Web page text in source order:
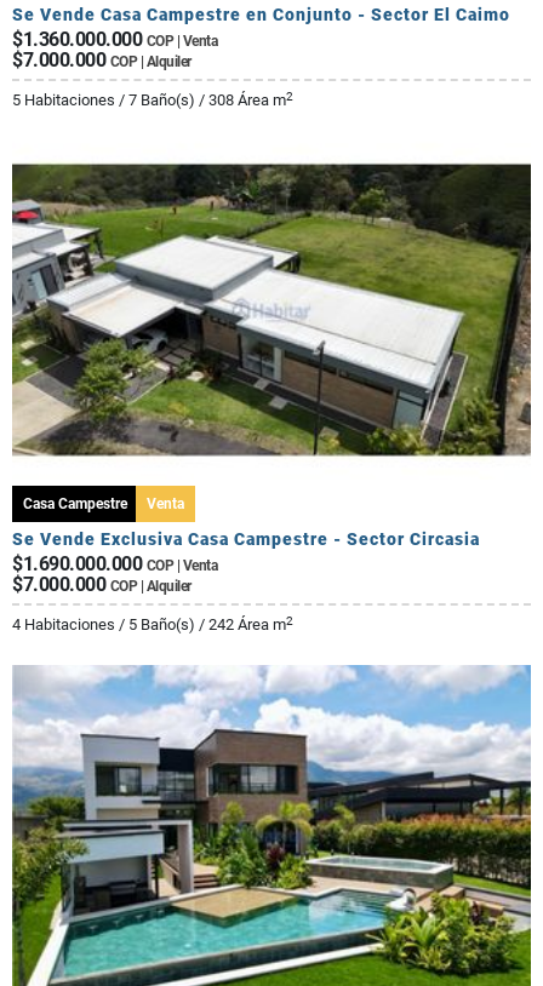
Se Vende Casa Campestre en Conjunto - Sector El Caimo
$1.360.000.000 COP | Venta
$7.000.000 COP | Alquiler
5 Habitaciones / 7 Baño(s) / 308 Área m2
Casa Campestre Venta
Se Vende Exclusiva Casa Campestre - Sector Circasia
$1.690.000.000 COP | Venta
$7.000.000 COP | Alquiler
4 Habitaciones / 5 Baño(s) / 242 Área m2